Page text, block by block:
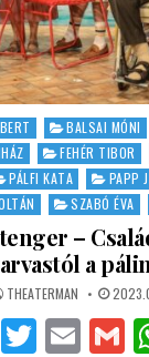
BALSAI MÓNI
FEHÉR TIBOR
PÁLFI KATA PAPP
SZABÓ ÉVA
–
a
AUTHOR:
THEATERMAN
DATE:
F T E